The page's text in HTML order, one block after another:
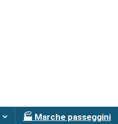
🏭 Marche passeggini